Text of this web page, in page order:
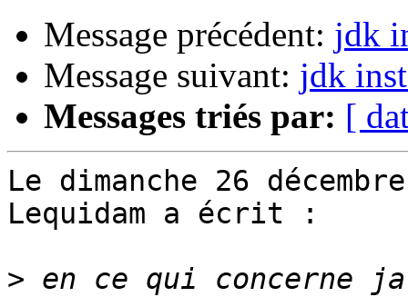
Message précédent: jdk
Message suivant: jdk
Messages triés par: [
Le dimanche 26
Lequidam a écrit :
> en ce qui concerne